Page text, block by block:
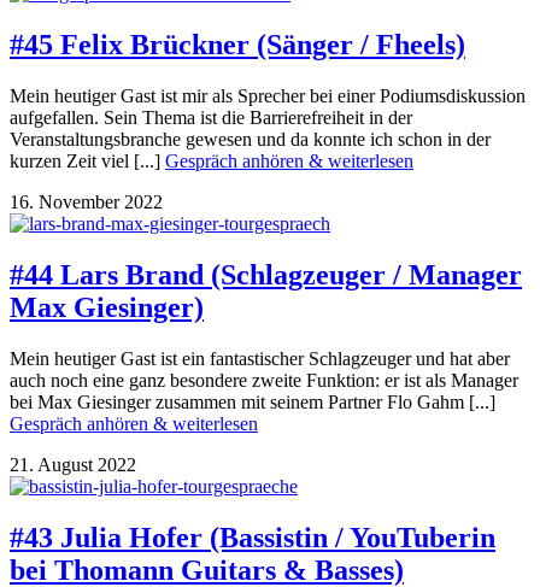
#45 Felix Brückner (Sänger / Fheels)
Mein heutiger Gast ist mir als Sprecher bei einer Podiumsdiskussion
aufgefallen. Sein Thema ist die Barrierefreiheit in der
Veranstaltungsbranche gewesen und da konnte ich schon in der
kurzen Zeit viel [...] Gespräch anhören & weiterlesen
16. November 2022
#44 Lars Brand (Schlagzeuger / Manager
Max Giesinger)
Mein heutiger Gast ist ein fantastischer Schlagzeuger und hat aber
auch noch eine ganz besondere zweite Funktion: er ist als Manager
bei Max Giesinger zusammen mit seinem Partner Flo Gahm [...]
Gespräch anhören & weiterlesen
21. August 2022
#43 Julia Hofer (Bassistin / YouTuberin
bei Thomann Guitars & Basses)